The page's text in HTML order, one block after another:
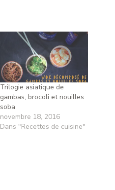
Trilogie asiatique de
gambas, brocoli et nouilles
soba
novembre 18, 2016
Dans "Recettes de cuisine"